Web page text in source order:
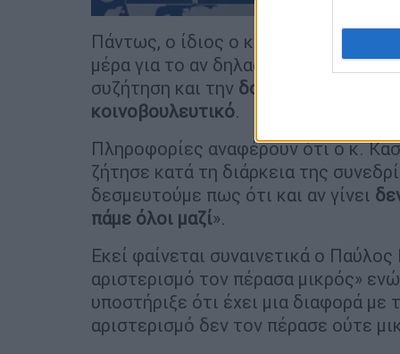
Πάντως, ο ίδιος ο κ. Κασσελάκης
μέρα για το αν δηλαδή ο ΣΥΡΙΖΑ θα
συζήτηση και την δοκιμασία
κοινοβουλευτικό.
Πληροφορίες αναφέρουν ότι ο κ.
ζήτησε κατά τη διάρκεια της
δεσμευτούμε πως ότι και αν γίνει
πάμε όλοι μαζί».
Εκεί φαίνεται συναινετικά ο
αριστερισμό τον πέρασα μικρός»
υποστήριξε ότι έχει μια διαφορά
αριστερισμό δεν τον πέρασε ούτε